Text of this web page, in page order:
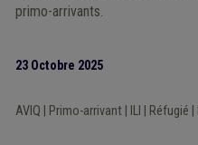
primo-arrivants.
23 Octobre 2025
AVIQ Primo-arrivant| ILI Réfugié